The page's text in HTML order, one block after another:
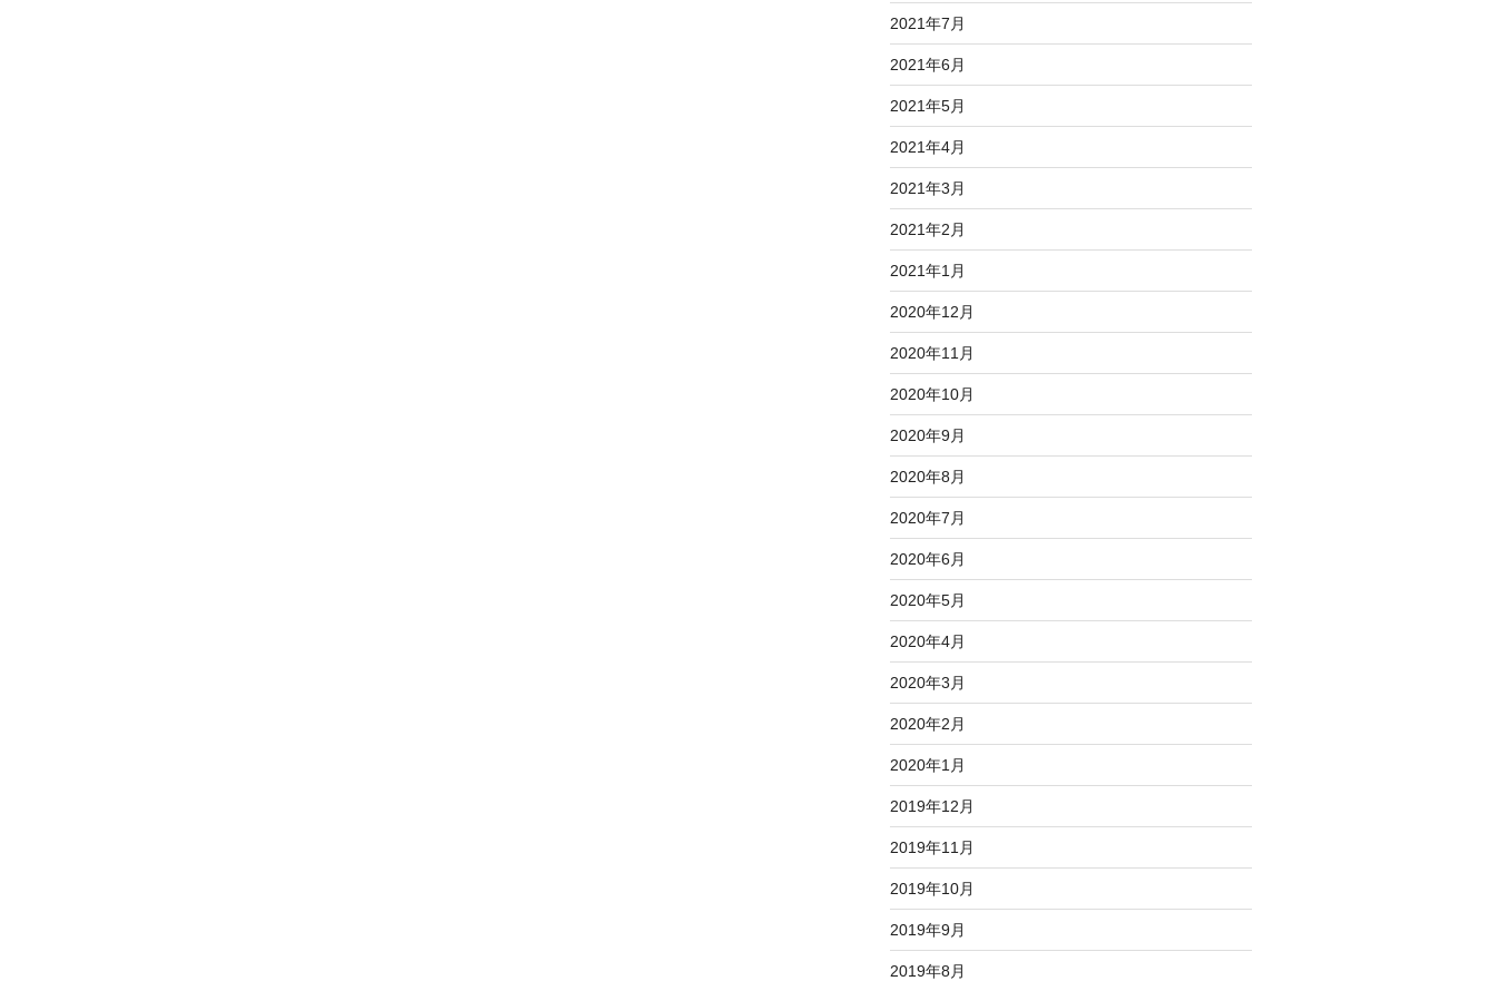
2021年7月
2021年6月
2021年5月
2021年4月
2021年3月
2021年2月
2021年1月
2020年12月
2020年11月
2020年10月
2020年9月
2020年8月
2020年7月
2020年6月
2020年5月
2020年4月
2020年3月
2020年2月
2020年1月
2019年12月
2019年11月
2019年10月
2019年9月
2019年8月